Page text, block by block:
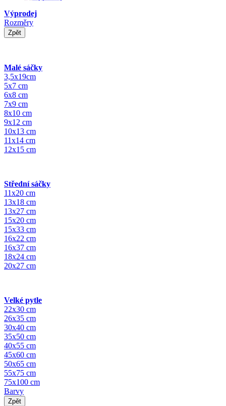
Výprodej
Rozměry
Zpět
Malé sáčky
3,5x19cm
5x7 cm
6x8 cm
7x9 cm
8x10 cm
9x12 cm
10x13 cm
11x14 cm
12x15 cm
Střední sáčky
11x20 cm
13x18 cm
13x27 cm
15x20 cm
15x33 cm
16x22 cm
16x37 cm
18x24 cm
20x27 cm
Velké pytle
22x30 cm
26x35 cm
30x40 cm
35x50 cm
40x55 cm
45x60 cm
50x65 cm
55x75 cm
75x100 cm
Barvy
Zpět